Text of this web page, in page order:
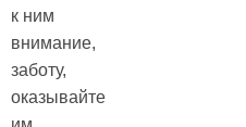
к ним
внимание,
заботу,
оказывайте